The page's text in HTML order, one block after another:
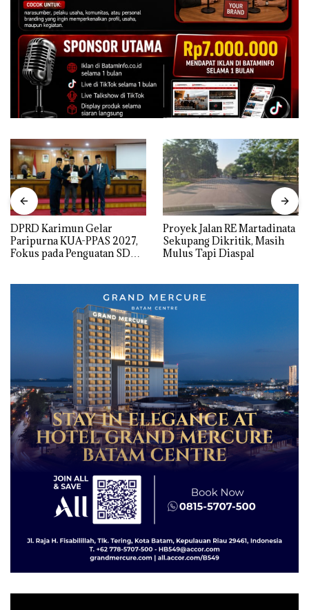
DPRD Karimun Gelar
Paripurna KUA-PPAS 2027,
Fokus pada Penguatan SDM,
Proyek Jalan RE Martadinata
Sekupang Dikritik, Masih
Mulus Tapi Diaspal